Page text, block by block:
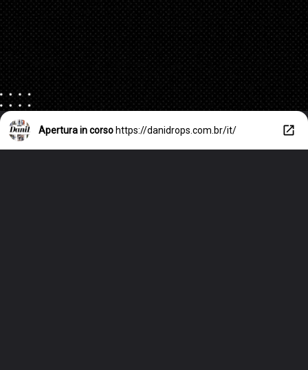
Apertura in corso https://danidrops.com.br/it/